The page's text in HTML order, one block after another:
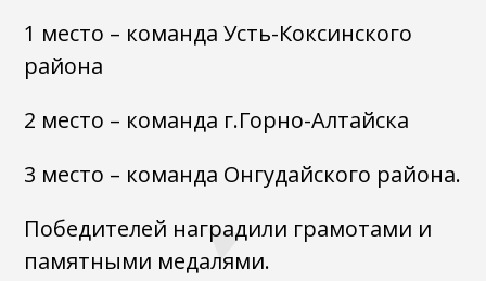
1 место – команда Усть-Коксинского
района
2 место – команда г.Горно-Алтайска
3 место – команда Онгудайского района.
Победителей наградили грамотами и
памятными медалями.